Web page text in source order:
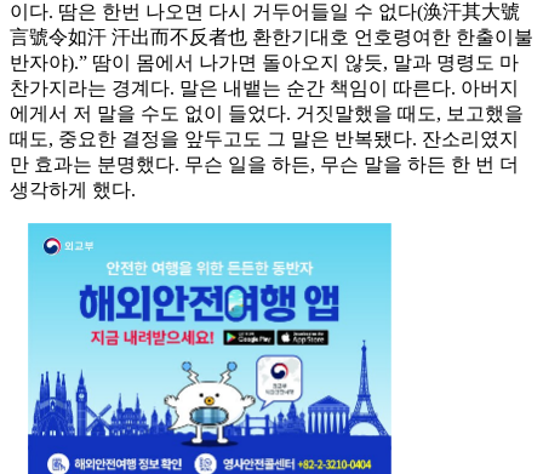
이다. 땀은 한번 나오면 다시 거두어들일 수 없다(涣汗其大號
言號令如汗 汗出而不反者也 환한기대호 언호령여한 한출이불
반자야).” 땀이 몸에서 나가면 돌아오지 않듯, 말과 명령도 마
찬가지라는 경계다. 말은 내뱉는 순간 책임이 따른다. 아버지
에게서 저 말을 수도 없이 들었다. 거짓말했을 때도, 보고했을
때도, 중요한 결정을 앞두고도 그 말은 반복됐다. 잔소리였지
만 효과는 분명했다. 무슨 일을 하든, 무슨 말을 하든 한 번 더
생각하게 했다.